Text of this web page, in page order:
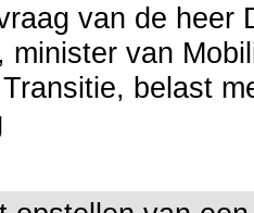
van de heer
minister van
belast